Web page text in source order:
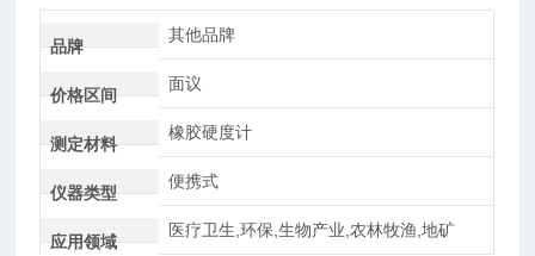
品牌
其他品牌
价格区间
面议
测定材料
橡胶硬度计
仪器类型
便携式
应用领域
医疗卫生,环保,生物产业,农林牧渔,地矿